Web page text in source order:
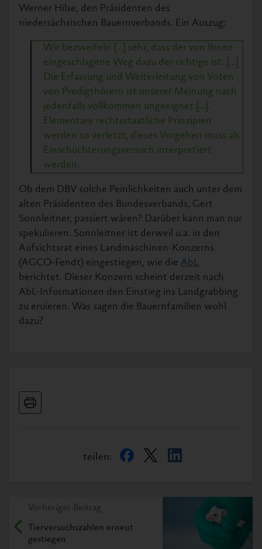
Werner Hilse, den Präsidenten des
niedersächsischen Bauernverbands. Ein Auszug:
Wir bezweifeln […] sehr, dass der von Ihnen
eingeschlagene Weg dazu der richtige ist. […]
Die Erfassung und Weiterleitung von Voten
von Predigthörern ist unserer Meinung nach
jedenfalls vollkommen ungeeignet […].
Elementare rechtsstaatliche Prinzipien
werden so verletzt, dieses Vorgehen muss als
Einschüchterungsversuch interpretiert
werden.
Ob dem DBV solche Peinlichkeiten auch unter dem
alten Präsidenten des Bundesverbands, Gert
Sonnleitner, passiert wären? Darüber kann man nur
spekulieren. Sonnleitner ist derweil u.a. in den
Aufsichtsrat eines Landmaschinen-Konzerns
(AGCO-Fendt) eingestiegen, wie die AbL
berichtet. Dieser Konzern scheint derzeit nach
AbL-Informationen den Einstieg ins Landgrabbing
zu eruieren. Was sagen die Bauernfamilien wohl
dazu?
teilen:
Vorheriger Beitrag
Tierversuchszahlen erneut
gestiegen